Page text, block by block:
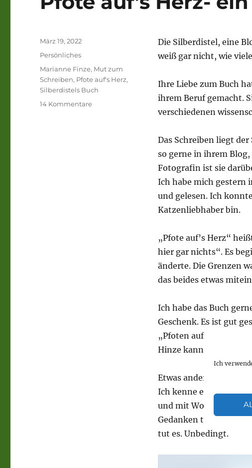
Ich
Die Silberdistel, eine
weiß gar nicht, wie
Ihre Liebe zum Buch
ihrem Beruf gemacht.
verschiedenen
Das Schreiben liegt
so gerne in ihrem
Fotografin ist sie
Ich habe mich gestern
und gelesen. Ich
Katzenliebhaber bin.
„Pfote auf’s Herz“
hier gar nichts“. Es
änderte. Die Grenzen
das beides etwas
Ich habe das Buch
Geschenk. Es ist gut
„Pfoten auf’s Herz“
Hinze kann ich mir
Etwas anderes möchte
Ich kenne einige
und mit Worten zu
Gedanken trägt, ein
tut es. Unbedingt.
Veröffentlicht
am
März 19, 2022
Kategorien
Persönliches
Schlagwörter
Marianne Finze, Mut zum
Schreiben, Pfote auf's Herz,
Silberdistels Buch
14 Kommentarezu